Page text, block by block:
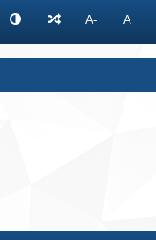
A- A